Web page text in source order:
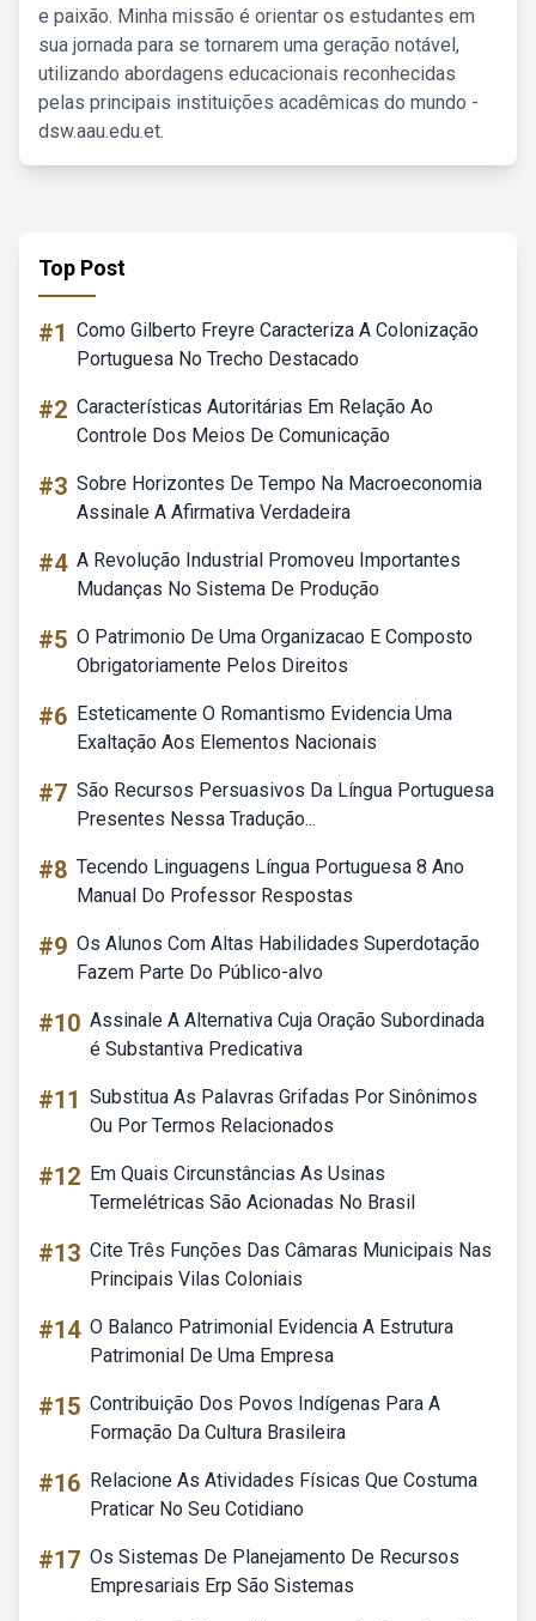
e paixão. Minha missão é orientar os estudantes em
sua jornada para se tornarem uma geração notável,
utilizando abordagens educacionais reconhecidas
pelas principais instituições acadêmicas do mundo -
dsw.aau.edu.et.
Top Post
#1 Como Gilberto Freyre Caracteriza A Colonização
Portuguesa No Trecho Destacado
#2 Características Autoritárias Em Relação Ao
Controle Dos Meios De Comunicação
#3 Sobre Horizontes De Tempo Na Macroeconomia
Assinale A Afirmativa Verdadeira
#4 A Revolução Industrial Promoveu Importantes
Mudanças No Sistema De Produção
#5 O Patrimonio De Uma Organizacao E Composto
Obrigatoriamente Pelos Direitos
#6 Esteticamente O Romantismo Evidencia Uma
Exaltação Aos Elementos Nacionais
#7 São Recursos Persuasivos Da Língua Portuguesa
Presentes Nessa Tradução...
#8 Tecendo Linguagens Língua Portuguesa 8 Ano
Manual Do Professor Respostas
#9 Os Alunos Com Altas Habilidades Superdotação
Fazem Parte Do Público-alvo
#10 Assinale A Alternativa Cuja Oração Subordinada
é Substantiva Predicativa
#11 Substitua As Palavras Grifadas Por Sinônimos
Ou Por Termos Relacionados
#12 Em Quais Circunstâncias As Usinas
Termelétricas São Acionadas No Brasil
#13 Cite Três Funções Das Câmaras Municipais Nas
Principais Vilas Coloniais
#14 O Balanco Patrimonial Evidencia A Estrutura
Patrimonial De Uma Empresa
#15 Contribuição Dos Povos Indígenas Para A
Formação Da Cultura Brasileira
#16 Relacione As Atividades Físicas Que Costuma
Praticar No Seu Cotidiano
#17 Os Sistemas De Planejamento De Recursos
Empresariais Erp São Sistemas